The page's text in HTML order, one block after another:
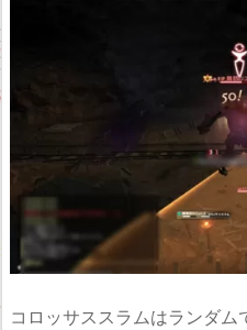
コロッサススラムはランダム